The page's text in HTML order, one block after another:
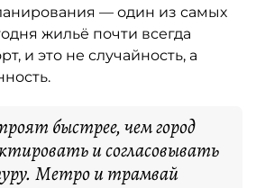
— один из самых
жильё почти всегда
и это не случайность, а
быстрее, чем город
и согласовывать
Метро и трамвай